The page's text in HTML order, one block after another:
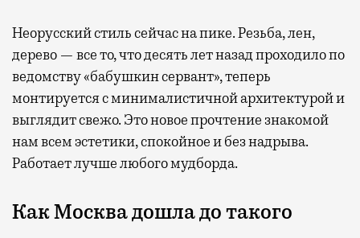
Неорусский стиль сейчас на пике. Резьба, лен,
дерево — все то, что десять лет назад проходило по
ведомству «бабушкин сервант», теперь
монтируется с минималистичной архитектурой и
выглядит свежо. Это новое прочтение знакомой
нам всем эстетики, спокойное и без надрыва.
Работает лучше любого мудборда.
Как Москва дошла до такого